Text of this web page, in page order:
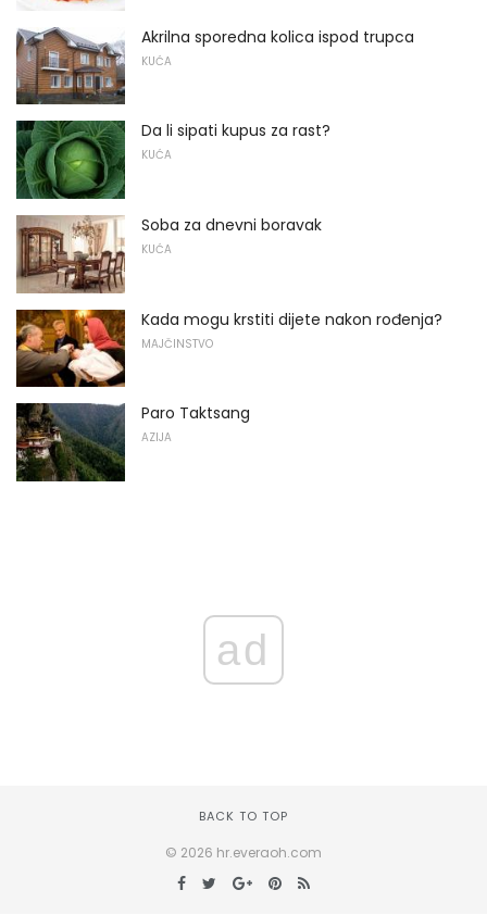
Akrilna sporedna kolica ispod trupca
KUĆA
Da li sipati kupus za rast?
KUĆA
Soba za dnevni boravak
KUĆA
Kada mogu krstiti dijete nakon rođenja?
MAJČINSTVO
Paro Taktsang
AZIJA
ad
BACK TO TOP
© 2026 hr.everaoh.com